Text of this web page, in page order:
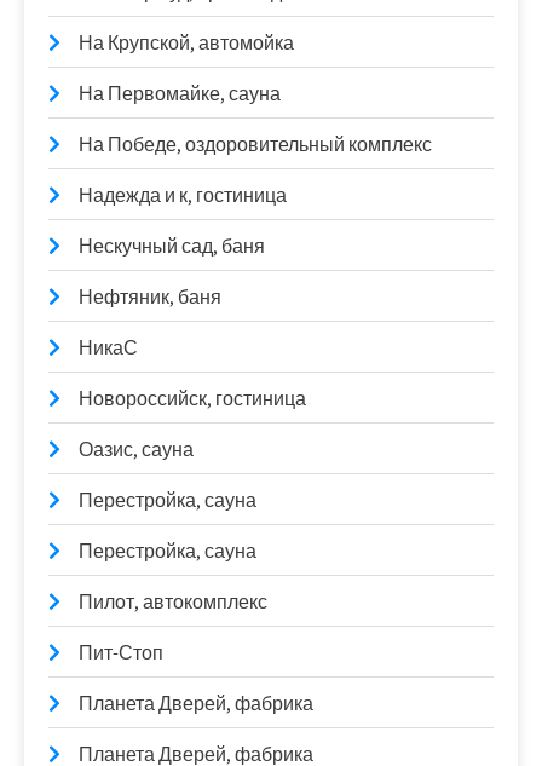
На Крупской, автомойка
На Первомайке, сауна
На Победе, оздоровительный комплекс
Надежда и к, гостиница
Нескучный сад, баня
Нефтяник, баня
НикаС
Новороссийск, гостиница
Оазис, сауна
Перестройка, сауна
Перестройка, сауна
Пилот, автокомплекс
Пит-Стоп
Планета Дверей, фабрика
Планета Дверей, фабрика